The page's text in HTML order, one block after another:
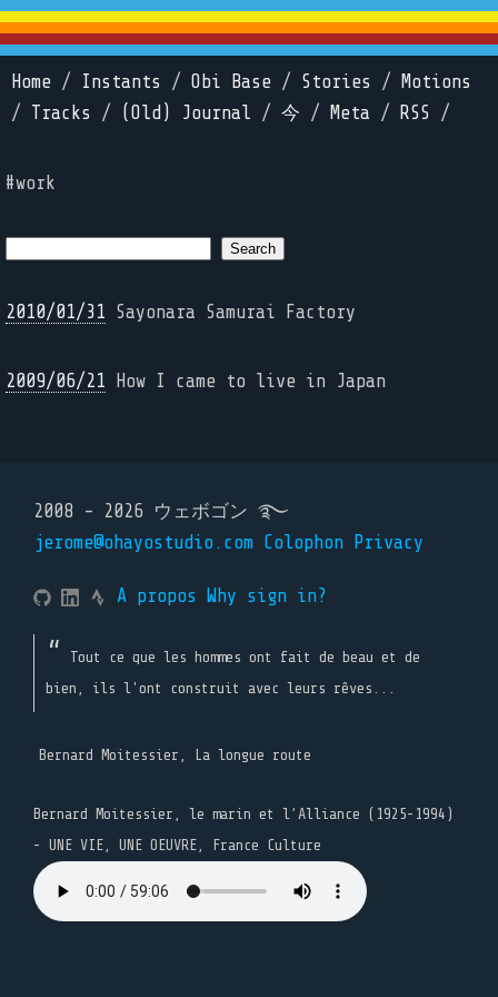
Home / Instants / Obi Base / Stories /
Motions
/ Tracks / (Old) Journal / 今 / Meta / RSS /
#work
2010/01/31 Sayonara Samurai Factory
2009/06/21 How I came to live in Japan
2008 - 2026 ウェボゴン ࿐
jerome@ohayostudio.com Colophon Privacy
A propos Why sign in?
Tout ce que les hommes ont fait de beau et de
bien, ils l'ont construit avec leurs rêves...
Bernard Moitessier, La longue route
Bernard Moitessier, le marin et l’Alliance (1925-1994)
- UNE VIE, UNE OEUVRE, France Culture